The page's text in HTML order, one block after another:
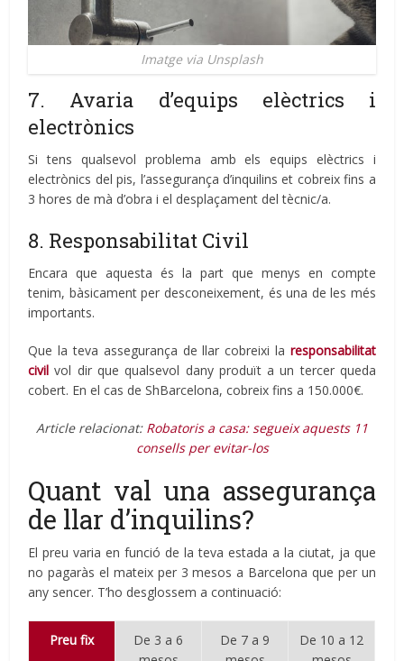
Imatge via Unsplash
7. Avaria d’equips elèctrics i
electrònics
Si tens qualsevol problema amb els equips elèctrics i
electrònics del pis, l’assegurança d’inquilins et cobreix fins a
3 hores de mà d’obra i el desplaçament del tècnic/a.
8. Responsabilitat Civil
Encara que aquesta és la part que menys en compte
tenim, bàsicament per desconeixement, és una de les més
importants.
Que la teva assegurança de llar cobreixi la responsabilitat
civil vol dir que qualsevol dany produït a un tercer queda
cobert. En el cas de ShBarcelona, cobreix fins a 150.000€.
Article relacionat: Robatoris a casa: segueix aquests 11
consells per evitar-los
Quant val una assegurança
de llar d’inquilins?
El preu varia en funció de la teva estada a la ciutat, ja que
no pagaràs el mateix per 3 mesos a Barcelona que per un
any sencer. T’ho desglossem a continuació:
Preu fix
De 3 a 6
De 7 a 9
De 10 a 12